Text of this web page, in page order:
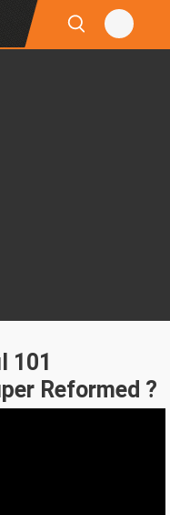
101
Reformed ?